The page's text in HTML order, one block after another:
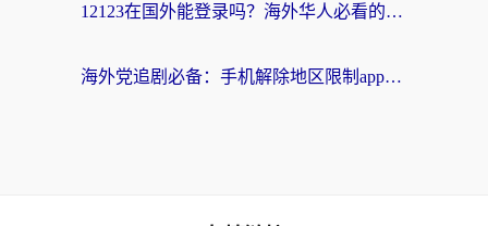
12123在国外能登录吗？海外华人必看的回国加速实用指南
海外党追剧必备：手机解除地区限制app怎么选？解决央视视频&国内剧地区限制全指南